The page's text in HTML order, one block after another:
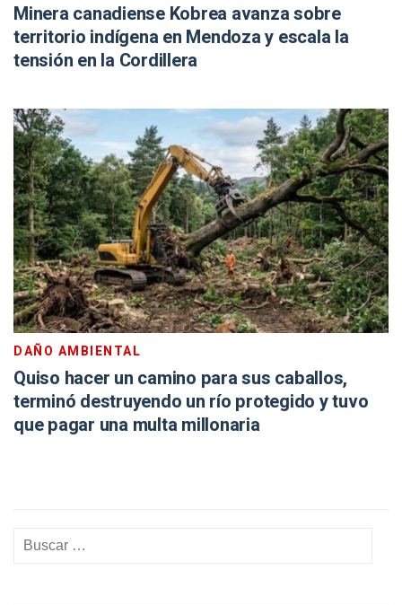
Minera canadiense Kobrea avanza sobre
territorio indígena en Mendoza y escala la
tensión en la Cordillera
DAÑO AMBIENTAL
Quiso hacer un camino para sus caballos,
terminó destruyendo un río protegido y tuvo
que pagar una multa millonaria